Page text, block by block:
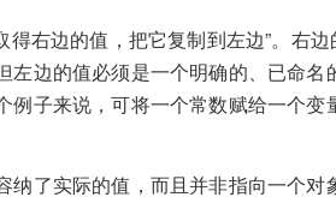
右边的值，把它复制到左边”。右
边的值必须是一个明确的、已命名
子来说，可将一个常数赋给一个变
了实际的值，而且并非指向一个对